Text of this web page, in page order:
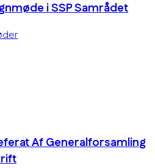
i SSP Samrådet
Af Generalforsamling